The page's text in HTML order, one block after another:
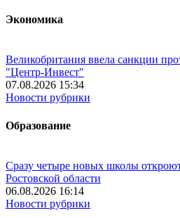
Экономика
Великобритания ввела санкции
"Центр-Инвест"
07.08.2026 15:34
Новости рубрики
Образование
Сразу четыре новых школы
Ростовской области
06.08.2026 16:14
Новости рубрики